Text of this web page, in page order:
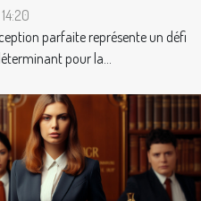
parfaite représente un défi
pour la...